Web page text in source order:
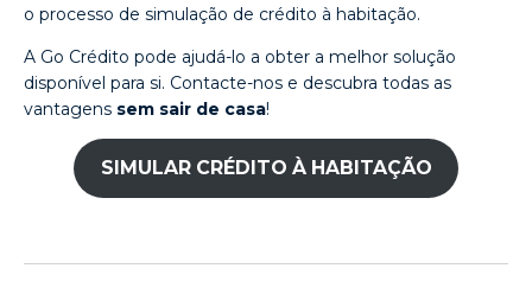
o processo de simulação de crédito à habitação.
A Go Crédito pode ajudá-lo a obter a melhor solução
disponível para si. Contacte-nos e descubra todas as
vantagens sem sair de casa!
SIMULAR CRÉDITO À HABITAÇÃO